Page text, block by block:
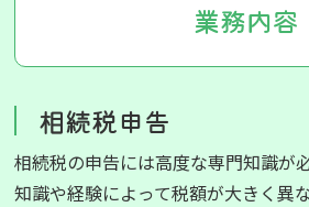
業務内容
相続税申告
相続税の申告には高度な専門知識が
知識や経験によって税額が大きく異